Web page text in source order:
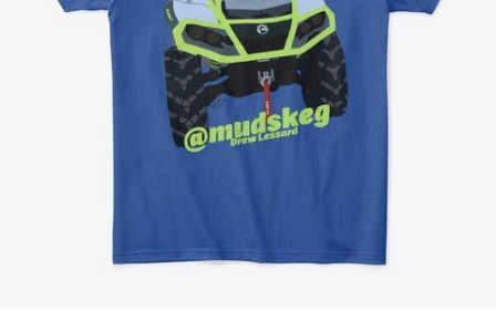
Verkoop overal
Verkoop alles
Unisex Premium Pullover Hoodie
US$ 34,99
Kids Classic Pullover Hoodie
US$ 27,99
US$ 15,99